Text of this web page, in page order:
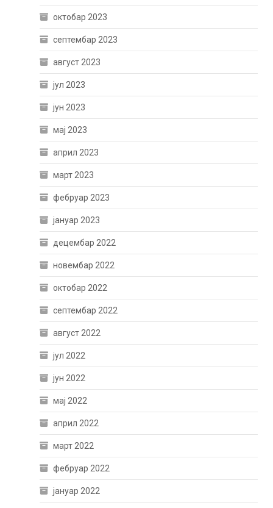
октобар 2023
септембар 2023
август 2023
јул 2023
јун 2023
мај 2023
април 2023
март 2023
фебруар 2023
јануар 2023
децембар 2022
новембар 2022
октобар 2022
септембар 2022
август 2022
јул 2022
јун 2022
мај 2022
април 2022
март 2022
фебруар 2022
јануар 2022